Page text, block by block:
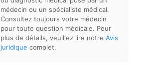
médecin ou un spécialiste médical.
Consultez toujours votre médecin
pour toute question médicale. Pour
plus de détails, veuillez lire notre Avis
juridique complet.